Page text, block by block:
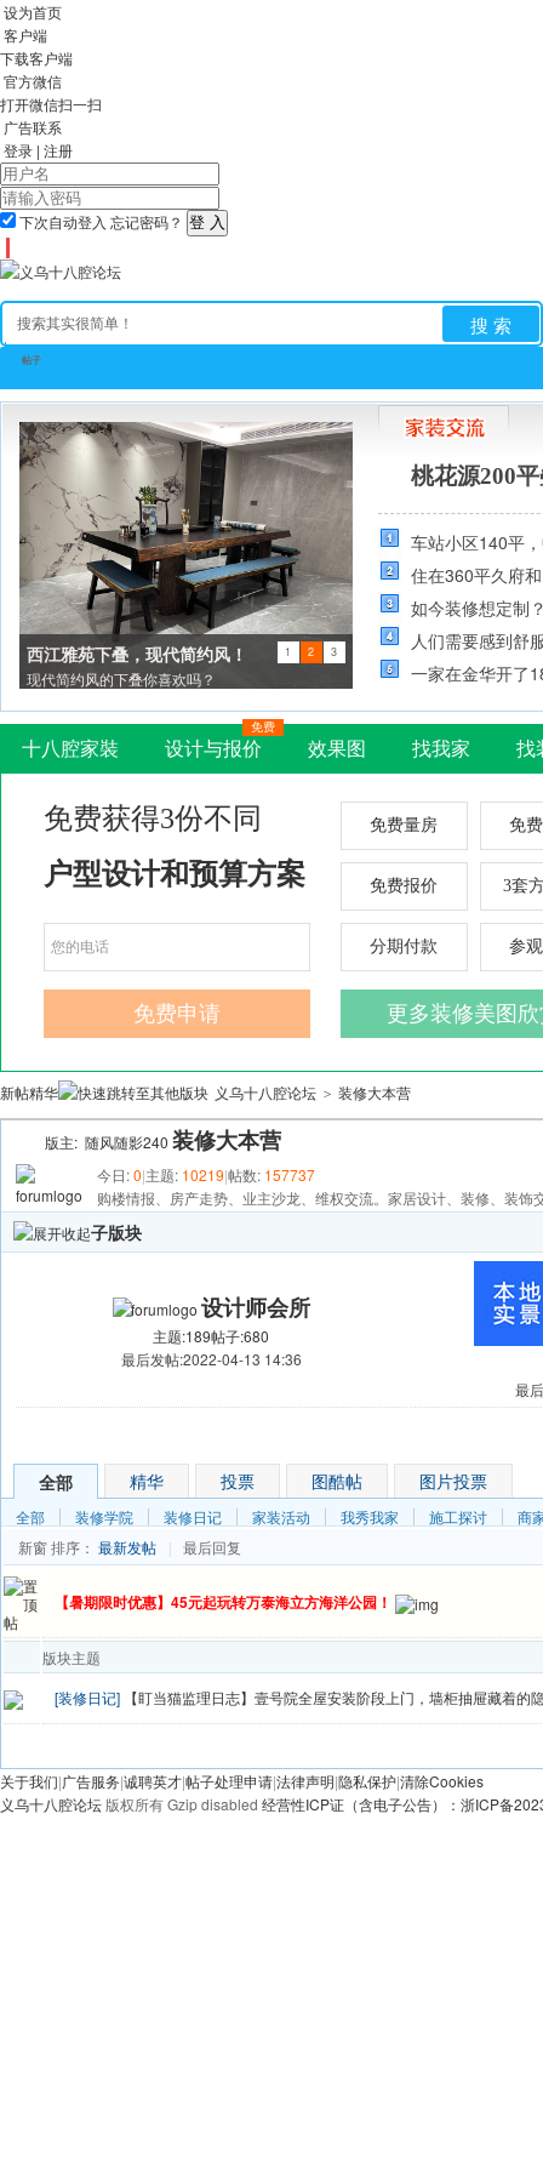
设为首页
客户端
下载客户端
官方微信
打开微信扫一扫
广告联系
登录 | 注册
下次自动登入 忘记密码？
帖子
搜 索
全站首页 论坛 房产 相亲 亲子
西江雅苑下叠，现代简约风！
现代简约风的下叠你喜欢吗？
1 2 3
桃花源200
车站小区140平
住在360平久府
如今装修想定制
人们需要感到舒
一家在金华开了
十八腔家裝 设计与报价
免费
效果图 找我家 找
新帖精华 义乌十八腔论坛 > 装修大本营
版主: 随风随影240 装修大本营
今日:0|主题: 10219|帖数: 157737
购楼情报、房产走势、业主沙龙、维权交流。家居设计、装修、装饰
子版块
设计师会所
主题:189帖子:680
最后发帖:2022-04-13 14:36
最
全部 精华 投票 图酷帖 图片投票
全部 装修学院 装修日记 家装活动 我秀我家 施工探讨
商
新窗排序： 最新发帖 最后回复
【暑期限时优惠】45元起玩转万泰海立方海洋公园！
版块主题
[装修日记] 【盯当猫监理日志】壹号院全屋安装阶段上门，墙柜抽屉藏着的
关于我们|广告服务|诚聘英才|帖子处理申请|法律声明|隐私保护|清除Cookies
义乌十八腔论坛 版权所有 Gzip disabled 经营性ICP证（含电子公告）：浙ICP备